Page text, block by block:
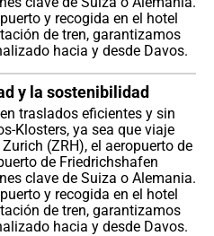
y recogida en el hotel
de tren, garantizamos
hacia y desde Davos.
y la sostenibilidad
traslados eficientes y sin
Klosters, ya sea que viaje
(ZRH), el aeropuerto de
de Friedrichshafen
clave de Suiza o Alemania.
y recogida en el hotel
de tren, garantizamos
hacia y desde Davos.